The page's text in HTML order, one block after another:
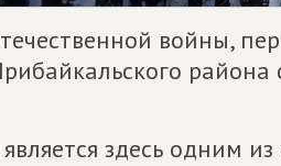
войны,
здесь одним